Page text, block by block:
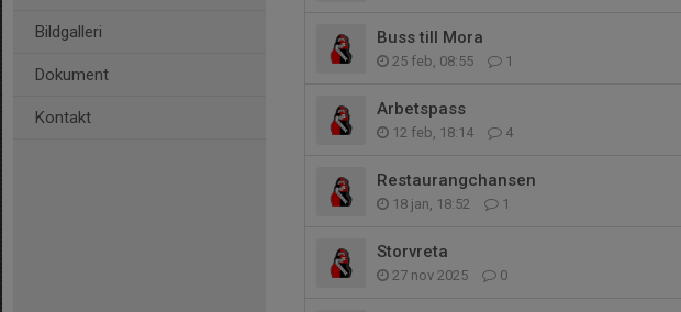
Bildgalleri
Dokument
Kontakt
Buss till Mora
25 feb, 08:55 1
Arbetspass
12 feb, 18:14 4
Restaurangchansen
18 jan, 18:52 1
Storvreta
27 nov 2025 0